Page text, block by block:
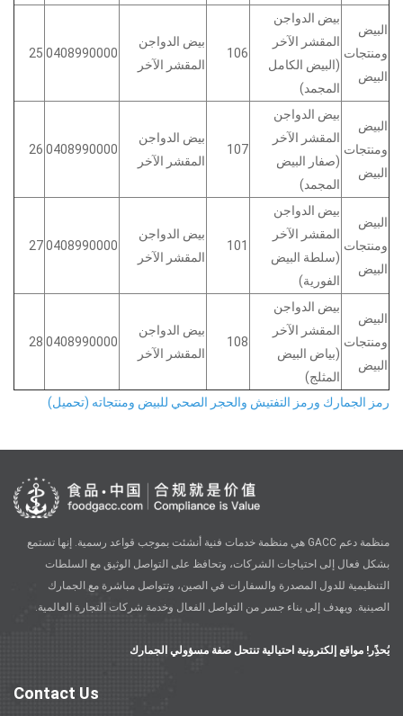
25 0408990000
بيض الدواجن
المقشر الآخر
106
بيض الدواجن
المقشر الآخر
(البيض الكامل
المجمد)
البيض
ومنتجات
البيض
26 0408990000
بيض الدواجن
المقشر الآخر
107
بيض الدواجن
المقشر الآخر
(صفار البيض
المجمد)
البيض
ومنتجات
البيض
270408990000
بيض الدواجن
المقشر الآخر
101
بيض الدواجن
المقشر الآخر
(سلطة البيض
الفورية)
البيض
ومنتجات
البيض
28 0408990000
بيض الدواجن
المقشر الآخر
108
بيض الدواجن
المقشر الآخر
(بياض البيض
المثلج)
البيض
ومنتجات
البيض
رمز الجمارك ورمز التفتيش والحجر الصحي للبيض ومنتجاته (تحميل)
منظمة دعم GACC هي منظمة خدمات فنية أنشئت بموجب قواعد رسمية. إنها تستمع
بشكل فعال إلى احتياجات الشركات، وتحافظ على التواصل الوثيق مع السلطات
التنظيمية للدول المصدرة والسفارات في الصين، وتتواصل مباشرة مع الجمارك
الصينية. ويهدف إلى بناء جسر من التواصل الفعال وخدمة شركات التجارة العالمية.
يُحذًِر! مواقع إلكترونية احتيالية تنتحل صفة مسؤولي الجمارك
Contact Us